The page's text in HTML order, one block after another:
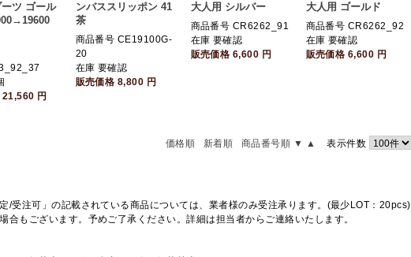
ツ ゴール
21,560 円
ンバススリッポン 41
茶
商品番号 CE19100G-
20
在庫 要確認
販売価格 8,800 円
大人用 シルバー
商品番号 CR6262_91
在庫 要確認
販売価格 6,600 円
大人用 ゴールド
商品番号 CR6262_92
在庫 要確認
販売価格 6,600 円
価格順 新着順 商品番号順 ▼ ▲ 表示件数
定/受注可」の記載されている商品については、業者様のみ受注承ります。(最少LOT：20pcs)
合もございます。予めご了承ください。詳細は担当者からご連絡いたします。